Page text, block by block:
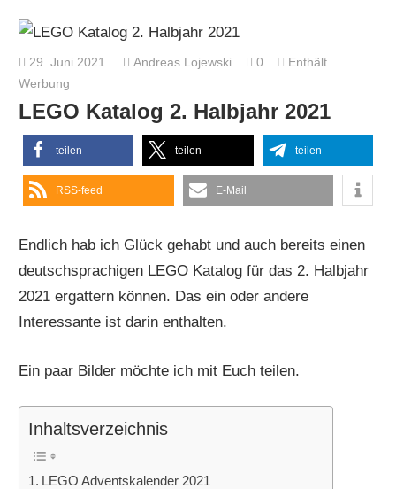
29. Juni 2021 Andreas Lojewski 0
Enthält
Werbung
LEGO Katalog 2. Halbjahr 2021
teilen teilen teilen
RSS-feed E-Mail
Endlich hab ich Glück gehabt und auch bereits einen
deutschsprachigen LEGO Katalog für das 2. Halbjahr
2021 ergattern können. Das ein oder andere
Interessante ist darin enthalten.
Ein paar Bilder möchte ich mit Euch teilen.
Inhaltsverzeichnis
LEGO Adventskalender 2021